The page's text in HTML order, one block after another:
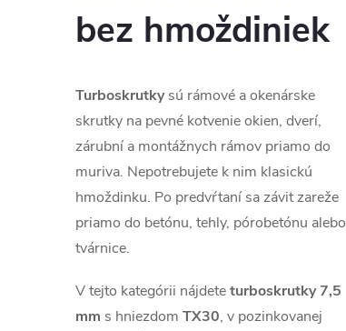
bez hmoždiniek
Turboskrutkysú rámové a okenárske
skrutky na pevné kotvenie okien, dverí,
zárubní a montážnych rámov priamo do
muriva. Nepotrebujete k nim klasickú
hmoždinku. Po predvŕtaní sa závit zareže
priamo do betónu, tehly, pórobetónu alebo
tvárnice.
V tejto kategórii nájdeteturboskrutky 7,5
mm s hniezdom TX30, v pozinkovanej